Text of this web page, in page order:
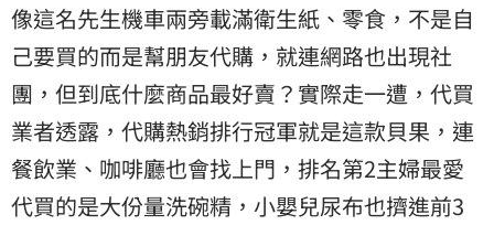
像這名先生機車兩旁載滿衛生紙、零食，不是自
己要買的而是幫朋友代購，就連網路也出現社
團，但到底什麼商品最好賣？實際走一遭，代買
業者透露，代購熱銷排行冠軍就是這款貝果，連
餐飲業、咖啡廳也會找上門，排名第2主婦最愛
代買的是大份量洗碗精，小嬰兒尿布也擠進前3